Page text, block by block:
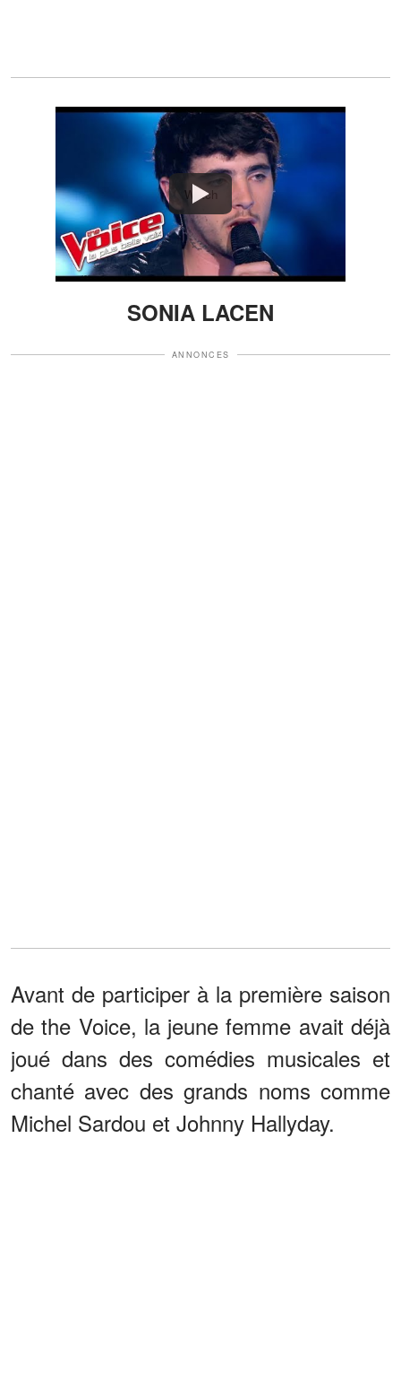
Watch
SONIA LACEN
ANNONCES
Avant de participer à la première saison
de the Voice, la jeune femme avait déjà
joué dans des comédies musicales et
chanté avec des grands noms comme
Michel Sardou et Johnny Hallyday.